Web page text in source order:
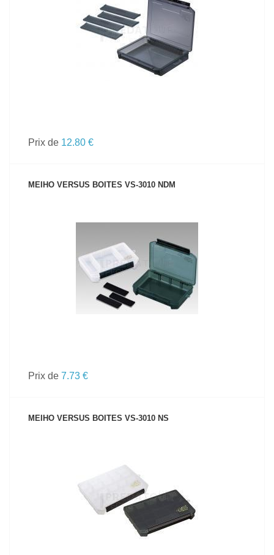
VOIR LE PRODUIT
Prix de 12.80 €
MEIHO VERSUS BOITES VS-3010 NDM
VOIR LE PRODUIT
Prix de 7.73 €
MEIHO VERSUS BOITES VS-3010 NS
VOIR LE PRODUIT